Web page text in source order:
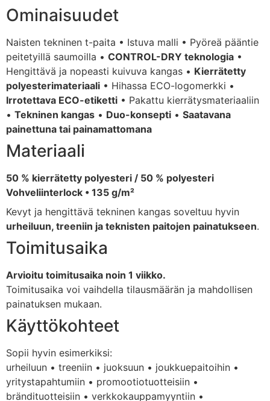
Ominaisuudet
Naisten tekninen t-paita • Istuva malli • Pyöreä pääntie
peitetyillä saumoilla • CONTROL-DRY teknologia •
Hengittävä ja nopeasti kuivuva kangas • Kierrätetty
polyesterimateriaali • Hihassa ECO-logomerkki •
Irrotettava ECO-etiketti • Pakattu kierrätysmateriaaliin
• Tekninen kangas • Duo-konsepti • Saatavana
painettuna tai painamattomana
Materiaali
50 % kierrätetty polyesteri / 50 % polyesteri
Vohveliinterlock • 135 g/m²
Kevyt ja hengittävä tekninen kangas soveltuu hyvin
urheiluun, treeniin ja teknisten paitojen painatukseen.
Toimitusaika
Arvioitu toimitusaika noin 1 viikko.
Toimitusaika voi vaihdella tilausmäärän ja mahdollisen
painatuksen mukaan.
Käyttökohteet
Sopii hyvin esimerkiksi:
urheiluun • treeniin • juoksuun • joukkuepaitoihin •
yritystapahtumiin • promootiotuotteisiin •
brändituotteisiin • verkkokauppamyyntiin •